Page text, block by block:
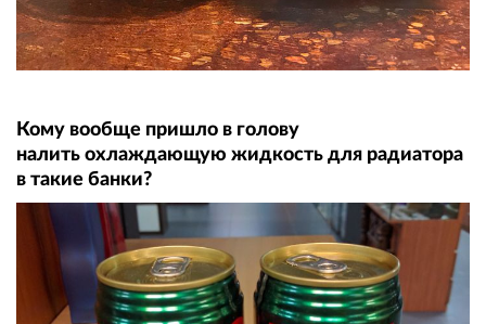
Кому вообще пришло в голову
налить охлаждающую жидкость для радиатора
в такие банки?